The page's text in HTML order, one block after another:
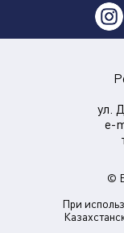
ул.
e-
©
При